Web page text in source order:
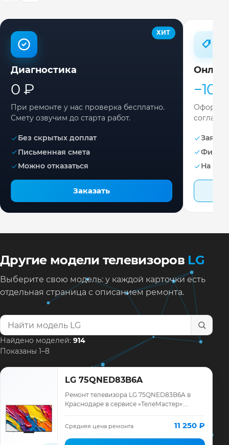
ХИТ
Диагностика
0 ₽
При ремонте у нас проверка бесплатно.
Смету озвучим до старта работ.
Без скрытых доплат
Письменная смета
Можно отказаться
Заказать
−10%
Заявка
На
Другие модели телевизоров LG
Выберите свою модель: у каждой карточки есть
отдельная страница с описанием ремонта.
Найти модель телевизора
Найдено моделей: 914
Показаны 1–8
LG 75QNED83B6A
Ремонт телевизора LG 75QNED83B6A в
Краснодаре в сервисе «ТелеМастер»:
запчасти и гарантия до 12 месяцев.
Средняя цена ремонта 11 250 ₽